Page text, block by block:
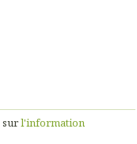
surl'information